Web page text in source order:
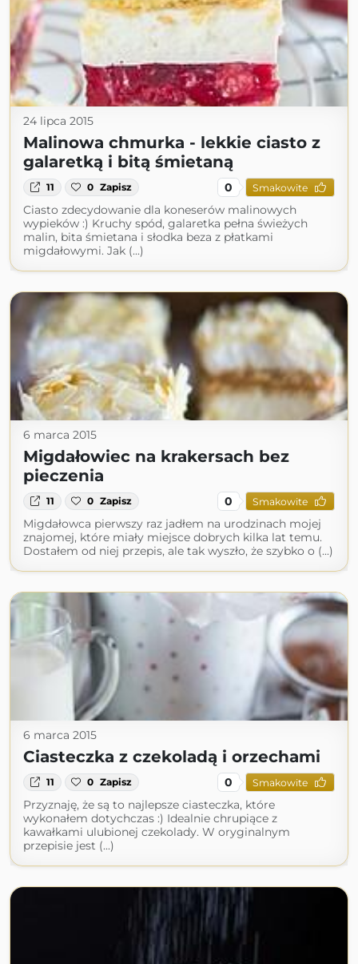
24 lipca 2015
Malinowa chmurka - lekkie ciasto z
galaretką i bitą śmietaną
11 0 Zapisz 0 Smakowite
Ciasto zdecydowanie dla koneserów malinowych
wypieków :) Kruchy spód, galaretka pełna świeżych
malin, bita śmietana i słodka beza z płatkami
migdałowymi. Jak (...)
6 marca 2015
Migdałowiec na krakersach bez
pieczenia
11 0 Zapisz 0 Smakowite
Migdałowca pierwszy raz jadłem na urodzinach mojej
znajomej, które miały miejsce dobrych kilka lat temu.
Dostałem od niej przepis, ale tak wyszło, że szybko o (...)
6 marca 2015
Ciasteczka z czekoladą i orzechami
11 0 Zapisz 0 Smakowite
Przyznaję, że są to najlepsze ciasteczka, które
wykonałem dotychczas :) Idealnie chrupiące z
kawałkami ulubionej czekolady. W oryginalnym
przepisie jest (...)